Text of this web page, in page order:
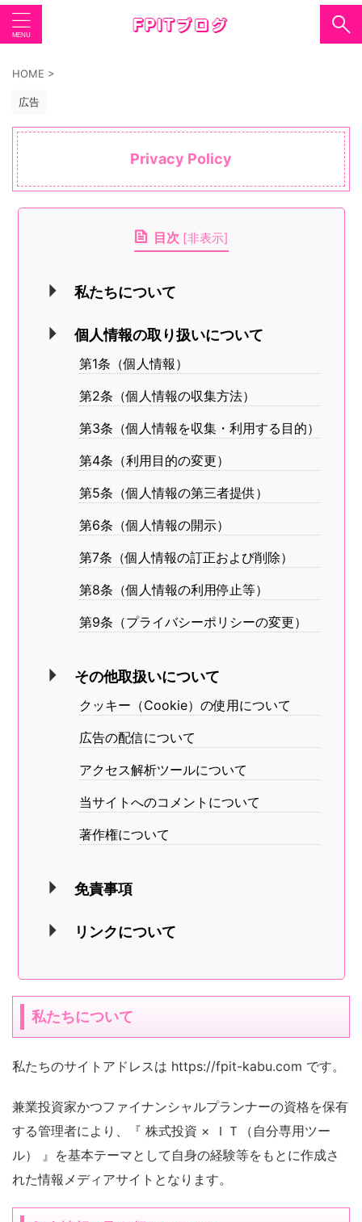
HOME >
広告
Privacy Policy
目次 [非表示]
私たちについて
個人情報の取り扱いについて
第1条（個人情報）
第2条（個人情報の収集方法）
第3条（個人情報を収集・利用する目的）
第4条（利用目的の変更）
第5条（個人情報の第三者提供）
第6条（個人情報の開示）
第7条（個人情報の訂正および削除）
第8条（個人情報の利用停止等）
第9条（プライバシーポリシーの変更）
その他取扱いについて
クッキー（Cookie）の使用について
広告の配信について
アクセス解析ツールについて
当サイトへのコメントについて
著作権について
免責事項
リンクについて
私たちについて
私たちのサイトアドレスは https://fpit-kabu.com です。
兼業投資家かつファイナンシャルプランナーの資格を保有
する管理者により、『 株式投資 × ＩＴ（自分専用ツー
ル） 』を基本テーマとして自身の経験等をもとに作成さ
れた情報メディアサイトとなります。